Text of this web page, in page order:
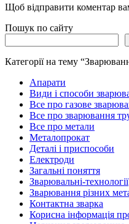
Щоб відправити коментар
Пошук по сайту
Категорії на тему
Апарати
Види і способи
Все про газове
Все про зварювання
Все про метали
Металопрокат
Деталі і приспособи
Електроди
Загальні поняття
Зварювальні-технології
Зварювання різних
Контактна зварка
Корисна інформація